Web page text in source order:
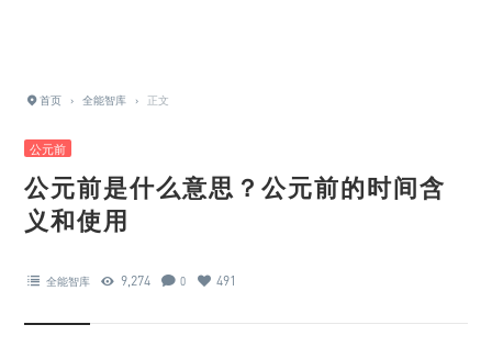
首页 › 全能智库 › 正文
公元前
公元前是什么意思？公元前的时间含
义和使用
全能智库 9,274 0 491